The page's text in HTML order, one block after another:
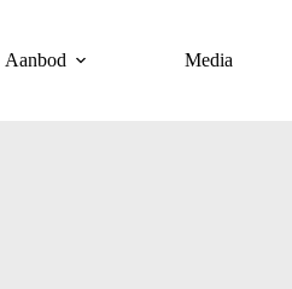
Aanbod Media